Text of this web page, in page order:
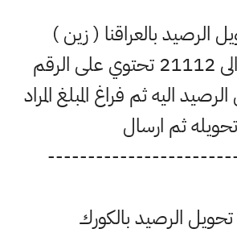
الرصيد بالعراقنا ( زين )
ارسالة رسالة الى 21112 تحتوي على الرقم
اليه ثم فراغ المبلغ المراد
تحويله ثم ارسال
الرصيد بالكورك